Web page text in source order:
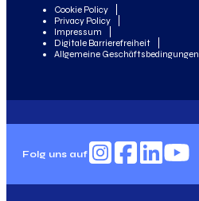
Cookie Policy
Privacy Policy
Impressum
Digitale Barrierefreiheit
Allgemeine Geschäftsbedingungen
Folg uns auf